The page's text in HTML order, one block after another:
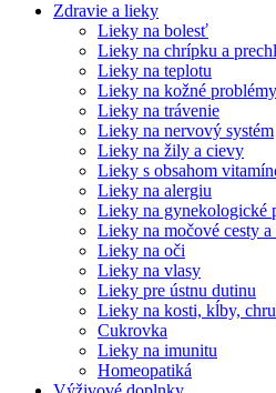
Zdravie a lieky
Lieky na bolesť
Lieky na chrípku a
Lieky na teplotu
Lieky na kožné problémy
Lieky na trávenie
Lieky na nervový systém
Lieky na žily a cievy
Lieky s obsahom
Lieky na alergiu
Lieky na gynekologické
Lieky na močové cesty
Lieky na oči
Lieky na vlasy
Lieky pre ústnu dutinu
Lieky na kosti, kĺby,
Cukrovka
Lieky na imunitu
Homeopatiká